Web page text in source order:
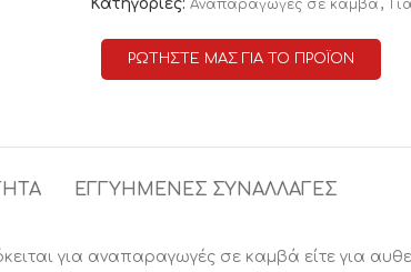
Κατηγορίες: Αναπαραγωγές σε καμβά ,
ΡΩΤΗΣΤΕ ΜΑΣ ΓΙΑ ΤΟ ΠΡΟΪΟΝ
ΕΓΓΥΗΜΕΝΕΣ ΣΥΝΑΛΛΑΓΕΣ
για αναπαραγωγές σε καμβά είτε για